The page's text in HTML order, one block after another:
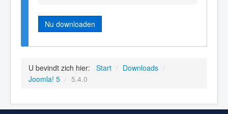
Nu downloaden
U bevindt zich hier: Start / Downloads /
Joomla! 5 / 5.4.0